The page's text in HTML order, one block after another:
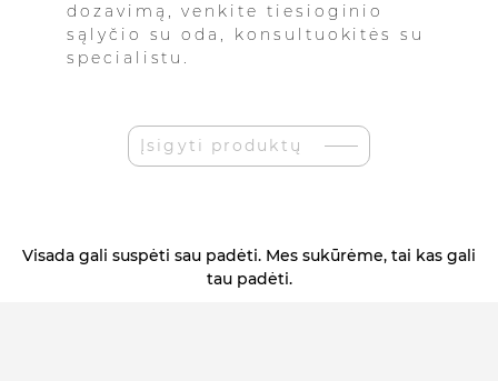
dozavimą, venkite tiesioginio
sąlyčio su oda, konsultuokitės su
specialistu.
Įsigyti produktų
Visada gali suspėti sau padėti. Mes sukūrėme, tai kas gali
tau padėti.